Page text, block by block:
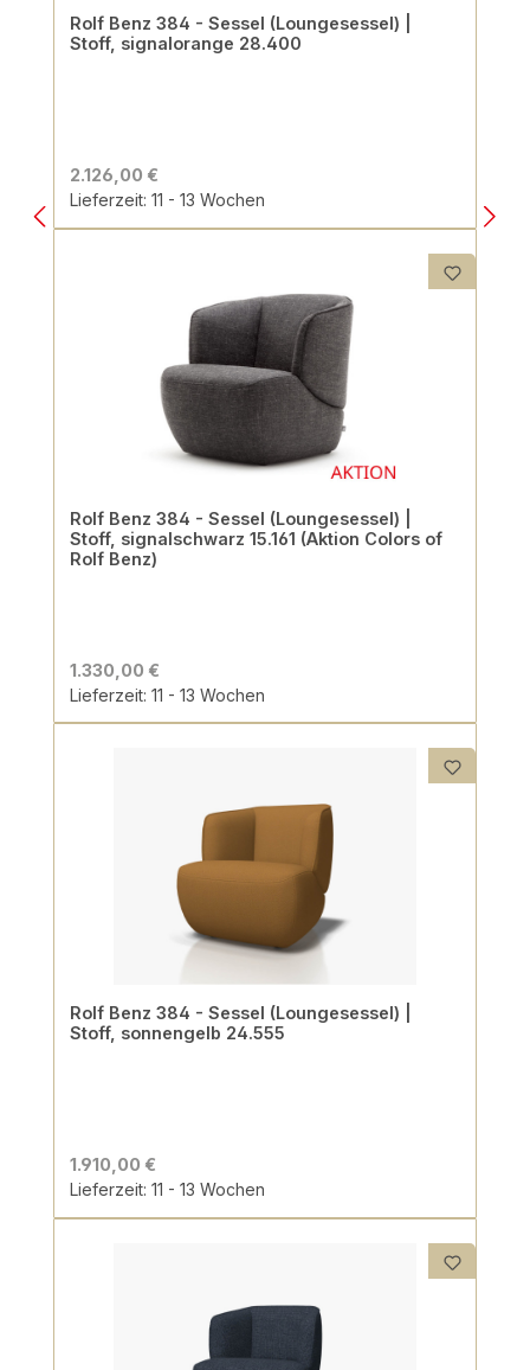
Rolf Benz 384 - Sessel (Loungesessel) |
Stoff, signalorange 28.400
2.126,00 €
Lieferzeit: 11 - 13 Wochen
Rolf Benz 384 - Sessel (Loungesessel) |
Stoff, signalschwarz 15.161 (Aktion Colors of
Rolf Benz)
1.330,00 €
Lieferzeit: 11 - 13 Wochen
Rolf Benz 384 - Sessel (Loungesessel) |
Stoff, sonnengelb 24.555
1.910,00 €
Lieferzeit: 11 - 13 Wochen